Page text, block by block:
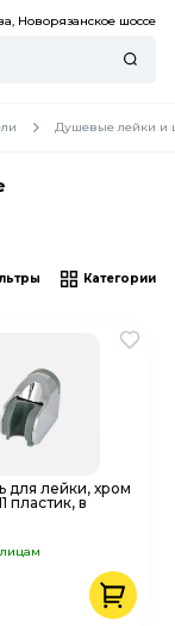
Новорязанское шоссе
Душевые лейки и
Категории
для лейки, хром
пластик, в